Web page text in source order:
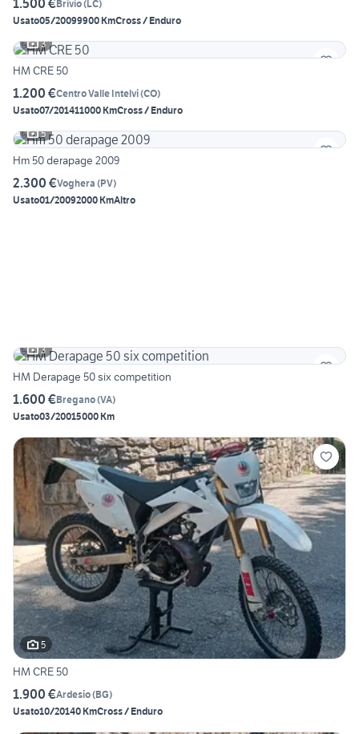
1.500 €Brivio(LC)
Usato05/20099900 KmCross / Enduro
3
HM CRE 50
1.200 €Centro Valle Intelvi(CO)
Usato07/201411000 KmCross / Enduro
5
Hm 50 derapage 2009
2.300 €Voghera (PV)
Usato01/20092000 KmAltro
3
HM Derapage 50 six competition
1.600 €Bregano(VA)
Usato03/20015000 Km
5
HM CRE 50
1.900 €Ardesio(BG)
Usato10/20140 KmCross / Enduro